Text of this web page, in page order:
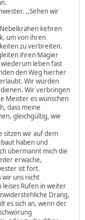
,,Sehen wir
kehren
um von ihren
zu verbreiten.
ihren Magier
leben fast
den Weg hierher
Wir wurden
Wir verbringen
Meister es wünschen
dass meine
gleichgültig, wie
sitzen wir auf dem
haben und
übermannt mich die
erwache,
ist fort.
wir uns nicht
Rufen in weiter
Drang,
es sich an, wenn der